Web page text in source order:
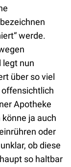
werde.
legt nun
über so viel
Apotheke
ja auch
oder
ob diese
so haltbar